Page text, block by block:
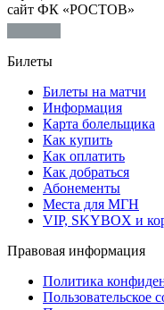
сайт ФК «РОСТОВ»
Билеты
Билеты на матчи
Информация
Карта болельщика
Как купить
Как оплатить
Как добраться
Абонементы
Места для МГН
VIP, SKYBOX и
Правовая информация
Политика
Пользовательское